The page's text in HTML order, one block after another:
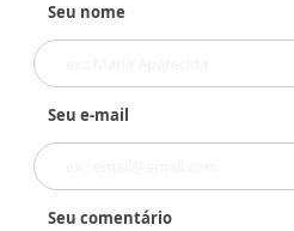
Seu nome
Seu e-mail
Seu comentário